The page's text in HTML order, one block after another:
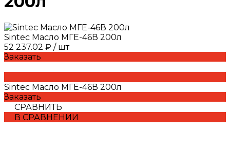
Sintec Масло МГЕ-46В 200л
52 237.02 ₽ / шт
Заказать
Sintec Масло МГЕ-46В 200л
Заказать
СРАВНИТЬ
В СРАВНЕНИИ